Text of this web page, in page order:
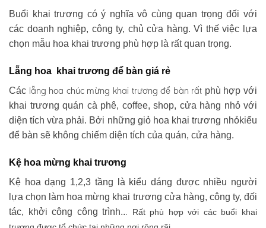
Buổi khai trương có ý nghĩa vô cùng quan trọng đối với
các doanh nghiệp, công ty, chủ cửa hàng. Vì thế việc lựa
chọn mẫu hoa khai trương phù hợp là rất quan trọng.
Lẵng hoa khai trương để bàn giá rẻ
Các lẵng hoa chúc mừng khai trương để bàn rất phù hợp với
khai trương quán cà phê, coffee, shop, cửa hàng nhỏ với
diện tích vừa phải. Bởi những giỏ hoa khai trương nhỏkiểu
để bàn sẽ không chiếm diện tích của quán, cửa hàng.
Kệ hoa mừng khai trương
Kệ hoa dạng 1,2,3 tầng là kiểu dáng được nhiều người
lựa chọn làm hoa mừng khai trương cửa hàng, công ty, đối
tác, khởi công công trình.. . Rất phù hợp với các buổi khai